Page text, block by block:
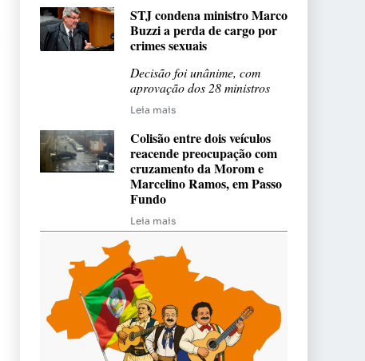
STJ condena ministro Marco
Buzzi a perda de cargo por
crimes sexuais
Decisão foi unânime, com
aprovação dos 28 ministros
Leia mais
Colisão entre dois veículos
reacende preocupação com
cruzamento da Morom e
Marcelino Ramos, em Passo
Fundo
Leia mais